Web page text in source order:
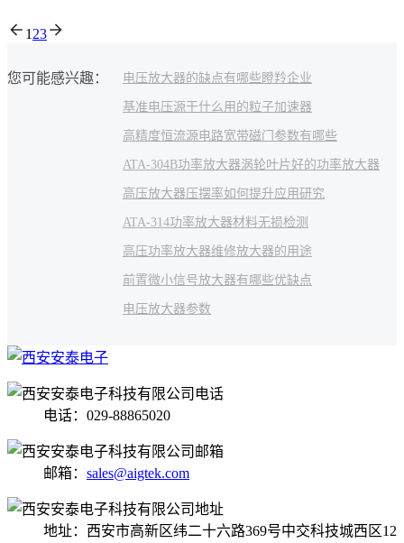
1 23
您可能感兴趣： 电压放大器的缺点有哪些 瞪羚企业
基准电压源干什么用的粒子加速器
高精度恒流源电路宽带磁门 参数有哪些
ATA-304B功率放大器涡轮叶片好的功率放大器
高压放大器压摆率如何提升应用研究
ATA-314功率放大器材料无损检测
高压功率放大器维修放大器的用途
前置微小信号放大器有哪些优缺点
电压放大器参数
电话：029-88865020
邮箱： sales@aigtek.com
地址：西安市高新区纬二十六路369号中交科技城西区12